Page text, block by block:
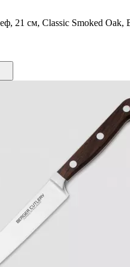
21 см, Classic Smoked Oak,